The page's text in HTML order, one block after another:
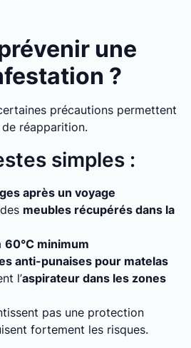
une
?
précautions permettent
réapparition.
simples :
après un voyage
meubles récupérés dans la
60°C minimum
anti-punaises pour matelas
l’aspirateur dans les zones
pas une protection
fortement les risques.